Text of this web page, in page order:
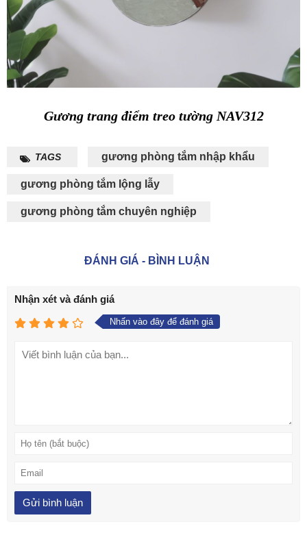
Gương trang điểm treo tường NAV312
TAGS gương phòng tắm nhập khẩu
gương phòng tắm lộng lẫy
gương phòng tắm chuyên nghiệp
ĐÁNH GIÁ - BÌNH LUẬN
Nhận xét và đánh giá
Nhấn vào đây để đánh giá